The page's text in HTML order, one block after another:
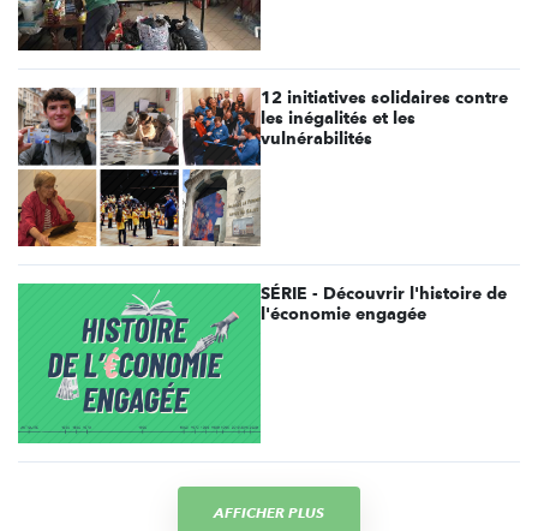
12 initiatives solidaires contre
les inégalités et les
vulnérabilités
SÉRIE - Découvrir l'histoire de
l'économie engagée
AFFICHER PLUS